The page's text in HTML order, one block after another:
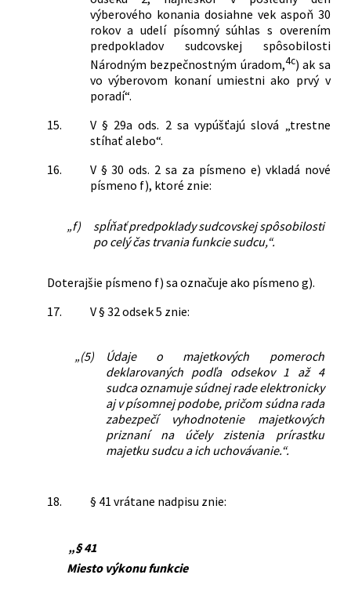
výberového konania dosiahne vek aspoň 30
rokov a udelí písomný súhlas s overením
predpokladov sudcovskej spôsobilosti
Národným bezpečnostným úradom,4c) ak sa
vo výberovom konaní umiestni ako prvý v
poradí“.
15.
V § 29a ods. 2 sa vypúšťajú slová „trestne
stíhať alebo“.
16.
V § 30 ods. 2 sa za písmeno e) vkladá nové
písmeno f), ktoré znie:
„f)
spĺňať predpoklady sudcovskej spôsobilosti
po celý čas trvania funkcie sudcu,“.
Doterajšie písmeno f) sa označuje ako písmeno g).
17.
V § 32 odsek 5 znie:
„(5)
Údaje o majetkových pomeroch
deklarovaných podľa odsekov 1 až 4
sudca oznamuje súdnej rade elektronicky
aj v písomnej podobe, pričom súdna rada
zabezpečí vyhodnotenie majetkových
priznaní na účely zistenia prírastku
majetku sudcu a ich uchovávanie.“.
18. § 41 vrátane nadpisu znie:
„§ 41
Miesto výkonu funkcie